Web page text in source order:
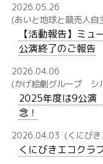
2026.05.26
(あいと地球と競売人自
【活動報告】ミ
公演終了のご報告
2026.04.06
(かげ絵劇グループ シ
2025年度は9公演
念！
2026.04.03 (くにび
くにびきエコクラ